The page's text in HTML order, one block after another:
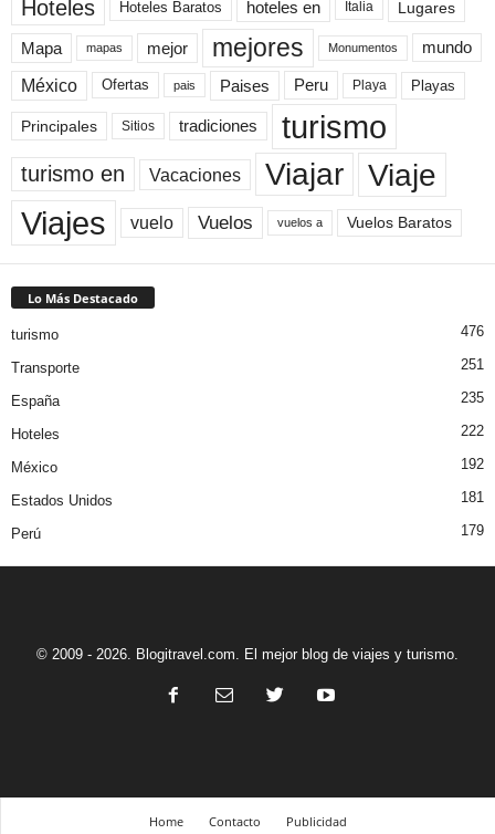
Hoteles Hoteles Baratos hoteles en Italia Lugares
Mapa mapas mejor mejores Monumentos mundo
México Ofertas pais Paises Peru Playa Playas
Principales Sitios tradiciones turismo
turismo en Vacaciones Viajar Viaje
Viajes vuelo Vuelos vuelos a Vuelos Baratos
Lo Más Destacado
turismo 476
Transporte 251
España 235
Hoteles 222
México 192
Estados Unidos 181
Perú 179
© 2009 - 2026. Blogitravel.com. El mejor blog de viajes y turismo.
Home Contacto Publicidad